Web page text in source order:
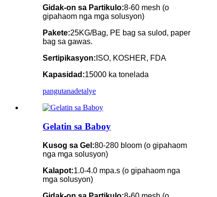
Gidak-on sa Partikulo:8-60 mesh (o
gipahaom nga mga solusyon)
Pakete:25KG/Bag, PE bag sa sulod, paper
bag sa gawas.
Sertipikasyon: ISO, KOSHER, FDA
Kapasidad:15000 ka tonelada
pangutanadetalye
Gelatin sa Baboy
Kusog sa Gel:80-280 bloom (o gipahaom
nga mga solusyon)
Kalapot:1.0-4.0 mpa.s (o gipahaom nga
mga solusyon)